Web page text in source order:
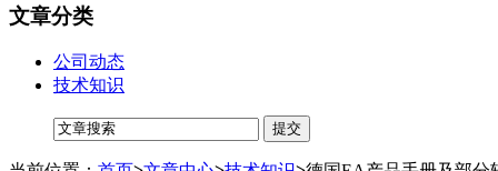
文章分类
公司动态
技术知识